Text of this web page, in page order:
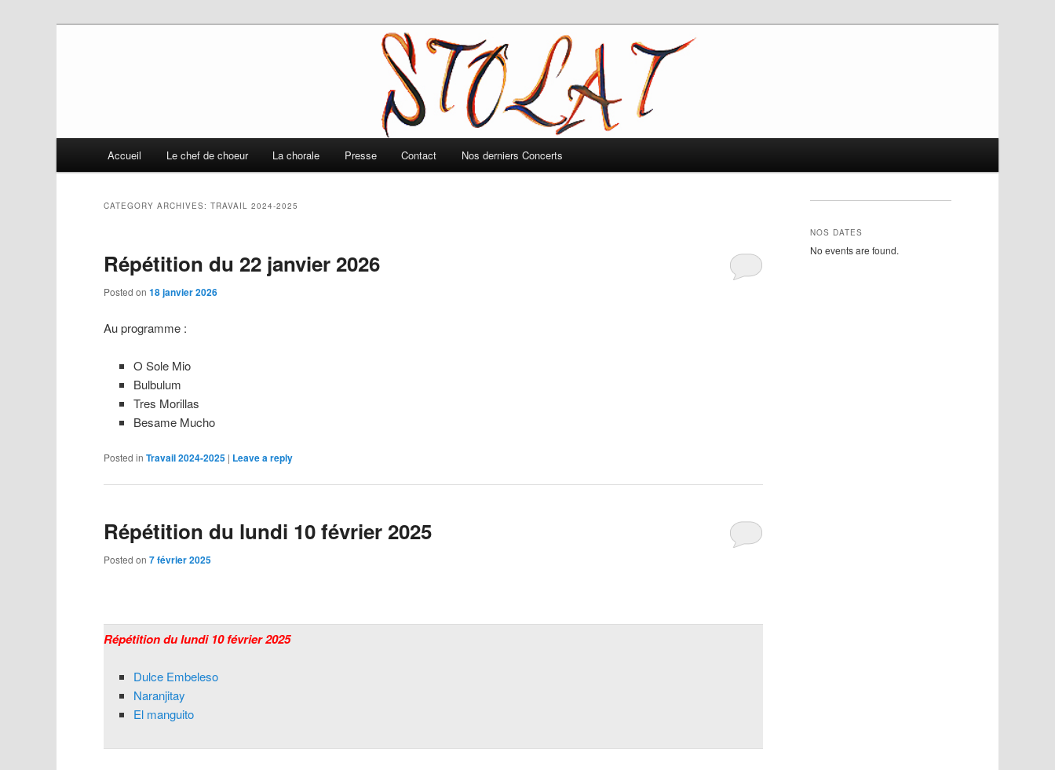
Skip
content
Skip
content
Accueil Le chef de choeur La chorale Presse Contact Nos derniers Concerts
CATEGORY ARCHIVES: TRAVAIL 2024-2025
Répétition du 22 janvier 2026
Posted on 18 janvier 2026
Au programme :
O Sole Mio
Bulbulum
Tres Morillas
Besame Mucho
Posted in Travail 2024-2025 | Leave a reply
Répétition du lundi 10 février 2025
Posted on 7 février 2025
Répétition du lundi 10 février 2025
Dulce Embeleso
Naranjitay
El manguito
NOS DATES
No events are found.